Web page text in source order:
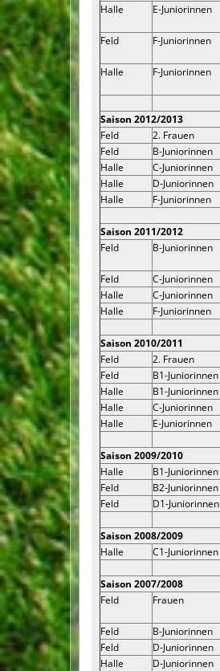
Halle E-Juniorinnen
Feld F-Juniorinnen
Halle F-Juniorinnen
Saison 2012/2013
Feld
2. Frauen
Feld
B-Juniorinnen
Halle
C-Juniorinnen
Halle
D-Juniorinnen
Halle
F-Juniorinnen
Saison 2011/2012
Feld
B-Juniorinnen
Feld C-Juniorinnen
Halle
C-Juniorinnen
Halle
F-Juniorinnen
Saison 2010/2011
Feld
2. Frauen
Feld
B1-Juniorinnen
Halle
B1-Juniorinnen
Halle
C-Juniorinnen
Halle
E-Juniorinnen
Saison 2009/2010
Halle
B1-Juniorinnen
Feld
B2-Juniorinnen
Feld
D1-Juniorinnen
Saison 2008/2009
Halle
C1-Juniorinnen
Saison 2007/2008
Feld
Frauen
Feld
B-Juniorinnen
Feld
D-Juniorinnen
Halle
D-Juniorinnen